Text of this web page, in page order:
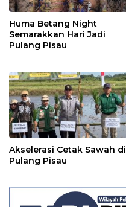
Huma Betang Night
Semarakkan Hari Jadi
Pulang Pisau
Akselerasi Cetak Sawah di
Pulang Pisau